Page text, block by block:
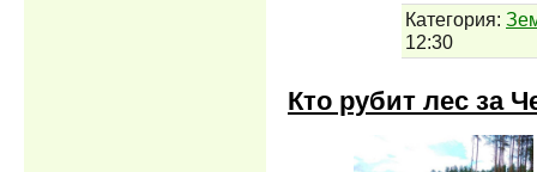
Категория:
12:30
Кто рубит лес за